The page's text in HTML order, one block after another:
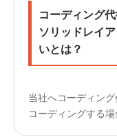
コーディング
ソリッドレイ
いとは？
当社へコーディン
コーディングする